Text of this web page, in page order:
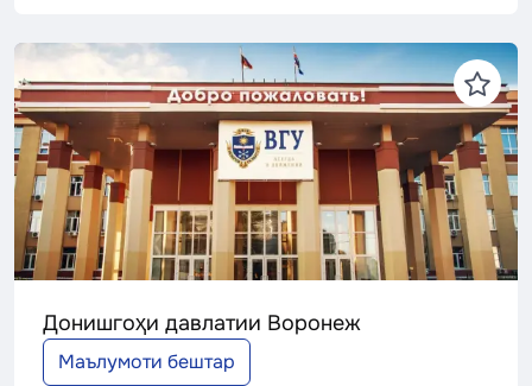
Донишгоҳи давлатии Воронеж
Маълумоти бештар